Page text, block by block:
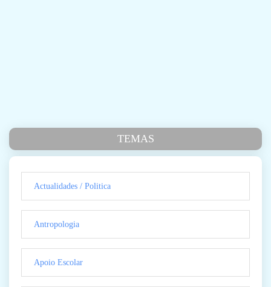
TEMAS
Actualidades / Politica
Antropologia
Apoio Escolar